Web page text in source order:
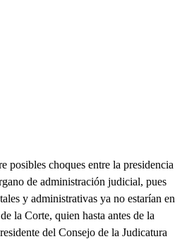
posibles choques entre la presidencia
de administración judicial, pues
y administrativas ya no estarían en
la Corte, quien hasta antes de la
del Consejo de la Judicatura